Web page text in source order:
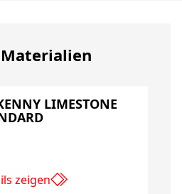
LIMESTONE
zeigen